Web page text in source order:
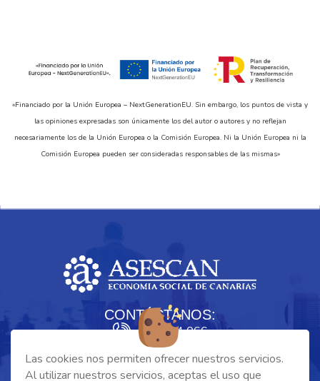
Las cookies nos permiten ofrecer nuestros servicios.
Al utilizar nuestros servicios, aceptas el uso que
«Financiado por la Unión Europea – NextGenerationEU. Sin embargo, los puntos de vista y
las opiniones expresadas son únicamente los del autor o autores y no reflejan
necesariamente los de la Unión Europea o la Comisión Europea. Ni la Unión Europea ni la
Comisión Europea pueden ser consideradas responsables de las mismas»
CONTÁCTANOS:
928 334 066
asescan@asescan.com